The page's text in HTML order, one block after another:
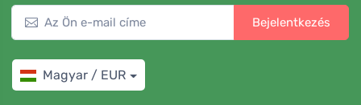
Bejelentkezés
Magyar / EUR